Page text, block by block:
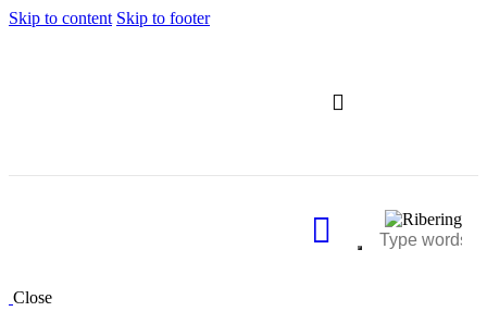
Skip to content Skip to footer
Close